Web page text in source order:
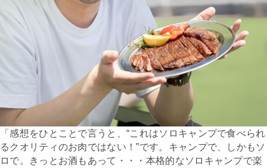
「感想をひとことで言うと、“これはソロキャンプで食べられ
るクオリティのお肉ではない！”です。キャンプで、しかもソ
ロで。きっとお酒もあって・・・本格的なソロキャンプで楽